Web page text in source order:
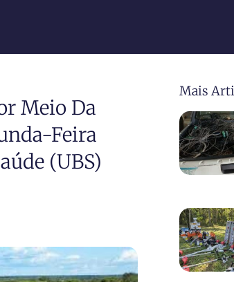
Meio Da
Feira
(UBS)
Mais